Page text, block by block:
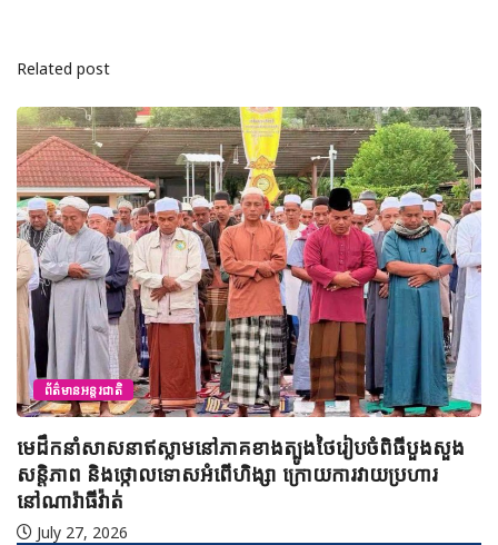
Related post
ព័ត៌មានអន្តរជាតិ
មេដឹកនាំសាសនាឥស្លាមនៅភាគខាងត្បូងថៃរៀបចំពិធីបួងសួង
សន្តិភាព និងថ្កោលទោសអំពើហិង្សា ក្រោយការវាយប្រហារ
នៅណារ៉ាធីវ៉ាត់
July 27, 2026